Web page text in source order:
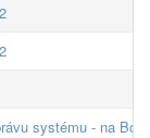
systému - na